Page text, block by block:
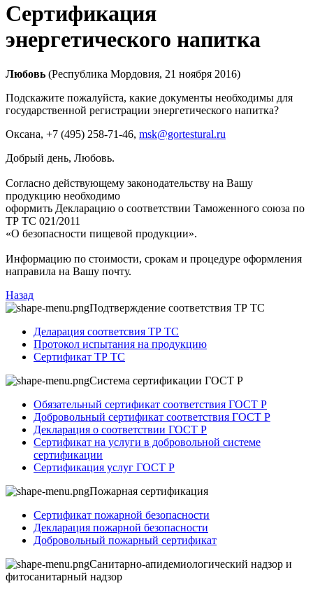
Сертификация
энергетического напитка
Любовь (Республика Мордовия, 21 ноября 2016)
Подскажите пожалуйста, какие документы необходимы для
государственной регистрации энергетического напитка?
Оксана, +7 (495) 258-71-46, msk@gortestural.ru
Добрый день, Любовь.
Согласно действующему законодательству на Вашу
продукцию необходимо
оформить Декларацию о соответствии Таможенного союза по
ТР ТС 021/2011
«О безопасности пищевой продукции».
Информацию по стоимости, срокам и процедуре оформления
направила на Вашу почту.
Назад
Подтверждение соответствия ТР ТС
Деларация соответсвия ТР ТС
Протокол испытания на продукцию
Сертификат ТР ТС
Система сертификации ГОСТ Р
Обязательный сертификат соответствия ГОСТ Р
Добровольный сертификат соответствия ГОСТ Р
Декларация о соответствии ГОСТ Р
Сертификат на услуги в добровольной системе
сертификации
Сертификация услуг ГОСТ Р
Пожарная сертификация
Сертификат пожарной безопасности
Декларация пожарной безопасности
Добровольный пожарный сертификат
Санитарно-апидемиологический надзор и
фитосанитарный надзор